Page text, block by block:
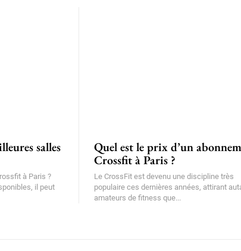
salles
à Paris ?
il peut
Quel est le prix d’un
Crossfit à Paris ?
Le CrossFit est devenu une discipline très
populaire ces dernières années, attirant
amateurs de fitness que...